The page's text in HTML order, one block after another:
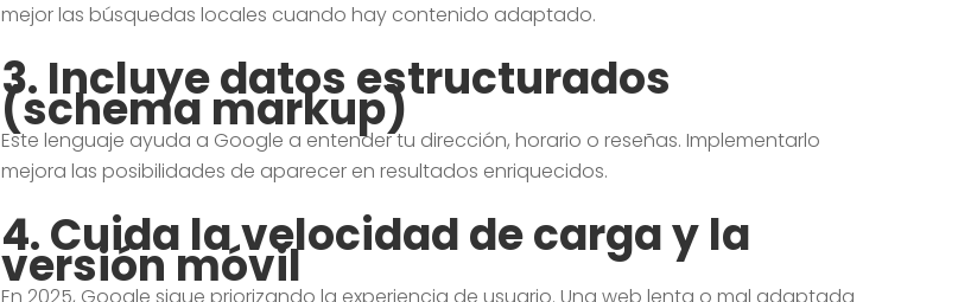
mejor las búsquedas locales cuando hay contenido adaptado.
3. Incluye datos estructurados
(schema markup)
Este lenguaje ayuda a Google a entender tu dirección, horario o reseñas. Implementarlo
mejora las posibilidades de aparecer en resultados enriquecidos.
4.Cuida la velocidad de carga y la
versión móvil